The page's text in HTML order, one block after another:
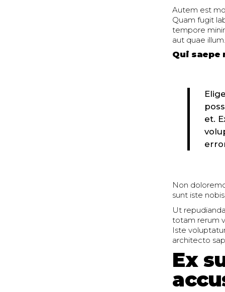
Autem est
Quam fugit
tempore
aut quae illum.
Qui saepe
et.
Non
sunt iste
Ut
totam rerum
Iste
architecto
Ex